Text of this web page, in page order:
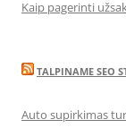
Kaip pagerinti
TALPINAME SEO
Auto supirkimas